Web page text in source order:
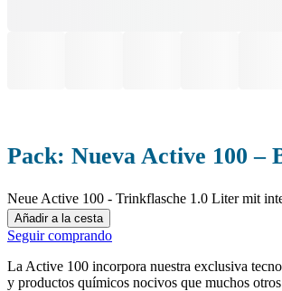
Pack: Nueva Active 100
Neue Active 100 - Trinkflasche 1.0 Liter mit
Añadir a la cesta
Seguir comprando
La Active 100 incorpora nuestra exclusiva
y productos químicos nocivos que muchos